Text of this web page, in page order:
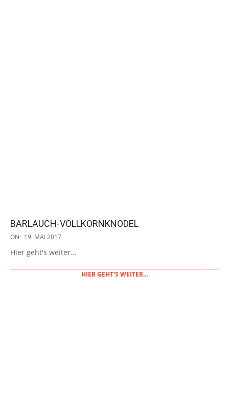
BÄRLAUCH-VOLLKORNKNÖDEL
2017-
19
ON: 19. MAI 2017
Hier geht's weiter…
HIER GEHT'S WEITER…